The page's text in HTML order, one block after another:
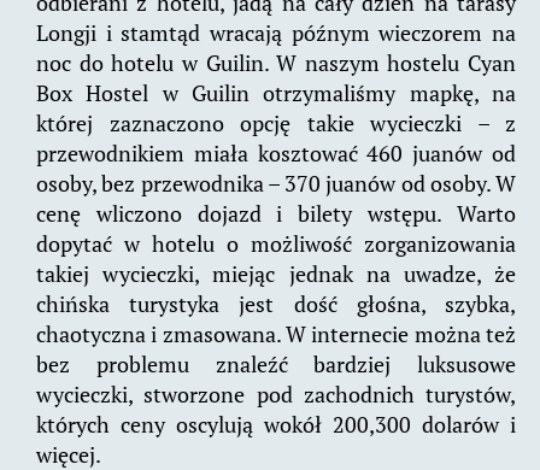
Longji i stamtąd wracają późnym wieczorem na
noc do hotelu w Guilin. W naszym hostelu Cyan
Box Hostel w Guilin otrzymaliśmy mapkę, na
której zaznaczono opcję takie wycieczki – z
przewodnikiem miała kosztować 460 juanów od
osoby, bez przewodnika – 370 juanów od osoby. W
cenę wliczono dojazd i bilety wstępu. Warto
dopytać w hotelu o możliwość zorganizowania
takiej wycieczki, miejąc jednak na uwadze, że
chińska turystyka jest dość głośna, szybka,
chaotyczna i zmasowana. W internecie można też
bez problemu znaleźć bardziej luksusowe
wycieczki, stworzone pod zachodnich turystów,
których ceny oscylują wokół 200,300 dolarów i
więcej.